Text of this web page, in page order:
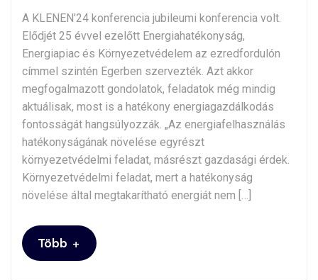
A KLENEN’24 konferencia jubileumi konferencia volt.
Elődjét 25 évvel ezelőtt Energiahatékonyság,
Energiapiac és Környezetvédelem az ezredfordulón
címmel szintén Egerben szervezték. Azt akkor
megfogalmazott gondolatok, feladatok még mindig
aktuálisak, most is a hatékony energiagazdálkodás
fontosságát hangsúlyozzák. „Az energiafelhasználás
hatékonyságának növelése egyrészt
környezetvédelmi feladat, másrészt gazdasági érdek.
Környezetvédelmi feladat, mert a hatékonyság
növelése által megtakarítható energiát nem […]
Több +